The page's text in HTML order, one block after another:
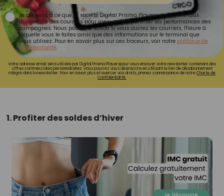
Je consens à ce que la société Digital Prisma Players analyse le taux
d'ouverture des courriels pour mesurer et optimiser les performances des
campagnes. Nous pourrons savoir si vous ouvrez les courriels, l'heure à
laquelle vous le faites ainsi que des informations sur le terminal que
vous utilisez. Pour en savoir plus sur ces traceurs, voir notre politique de
confidentialité.
Votre adresse email sera utilisée par Digital Prisma Playerspour vous envoyer votre newsletter contenant des
offres commerciales personnalisées. Vous pourrez vous désinscrire en utilisant le lien de désabonnement
intégré dans la newsletter. Pour en savoir plus et exercer vos droits, prenez connaissance de notreCharte de
Confidentialité.
1. Profiter des soldes d’hiver